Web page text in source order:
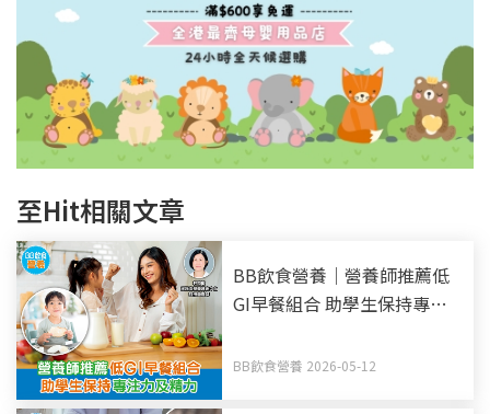
至Hit相關文章
BB飲食營養｜營養師推薦低
GI早餐組合 助學生保持專注
BB飲食營養 2026-05-12